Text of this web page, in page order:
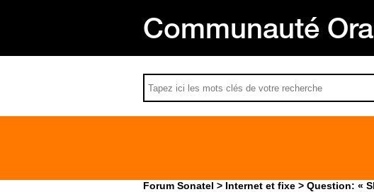
Communauté
Forum Sonatel Internet et fixe Question: «